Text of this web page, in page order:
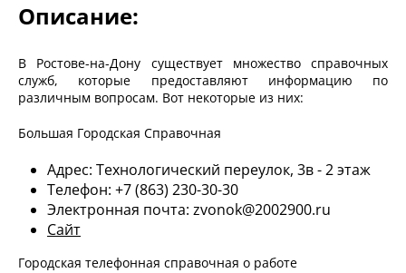
Описание:
В Ростове-на-Дону существует множество справочных
служб, которые предоставляют информацию по
различным вопросам. Вот некоторые из них:
Большая Городская Справочная
Адрес: Технологический переулок, 3в - 2 этаж
Телефон: +7 (863) 230-30-30
Электронная почта: zvonok@2002900.ru
Сайт
Городская телефонная справочная о работе